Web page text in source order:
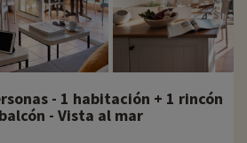
- 1 habitación + 1 rincón
- Vista al mar